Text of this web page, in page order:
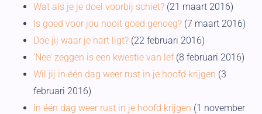
Wat als je je doel voorbij schiet? (21 maart 2016)
Is goed voor jou nooit goed genoeg? (7 maart 2016)
Doe jij waar je hart ligt? (22 februari 2016)
‘Nee’ zeggen is een kwestie van lef (8 februari 2016)
Wil jij in één dag weer rust in je hoofd krijgen (3
februari 2016)
In één dag weer rust in je hoofd krijgen (1 november